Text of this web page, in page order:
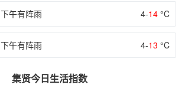
下午有阵雨 4-14 °C
下午有阵雨 4-13 °C
集贤今日生活指数